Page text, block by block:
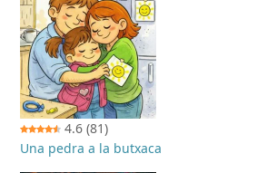
4.6 (81)
Una pedra a la butxaca